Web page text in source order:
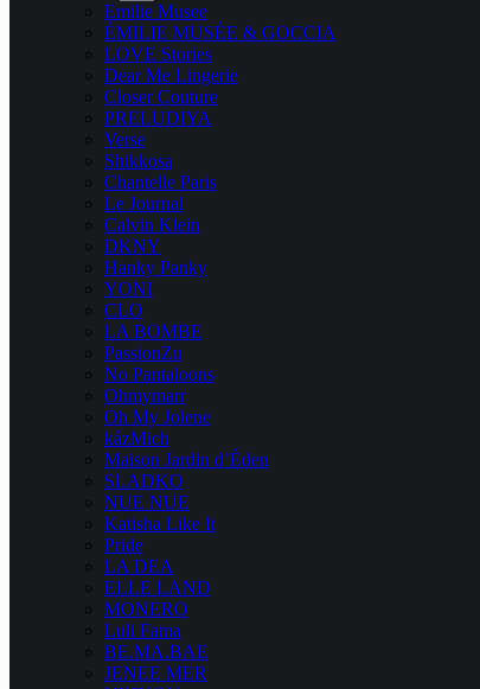
Emilie Musee
ÉMILIE MUSÉE & GOCCIA
LOVE Stories
Dear Me Lingerie
Closer Couture
PRELUDIYA
Verse
Shikkosa
Chantelle Paris
Le Journal
Calvin Klein
DKNY
Hanky Panky
YONI
CLO
LA BOMBE
PassionZu
No Pantaloons
Ohmymarr
Oh My Jolene
kázMich
Maison Jardin d’Éden
SLADKO
NUE NUE
Katisha Like It
Pride
LA DEA
ELLE LAND
MONERO
Luli Fama
BE.MA.BAE
JENEE MER